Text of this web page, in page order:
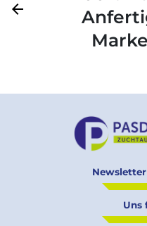
Zurück
arrow_back
Uns